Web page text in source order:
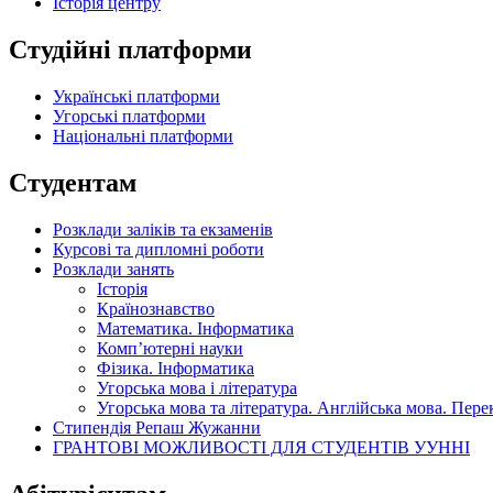
Студійні платформи
Українські платформи
Угорські платформи
Національні платформи
Студентам
Розклади заліків та екзаменів
Курсові та дипломні роботи
Розклади занять
Історія
Країнознавство
Математика. Інформатика
Комп’ютерні науки
Фізика. Інформатика
Угорська мова і література
Угорська мова та література. Англійська мова.
Стипендія Репаш Жужанни
ГРАНТОВІ МОЖЛИВОСТІ ДЛЯ СТУДЕНТІВ УУННІ